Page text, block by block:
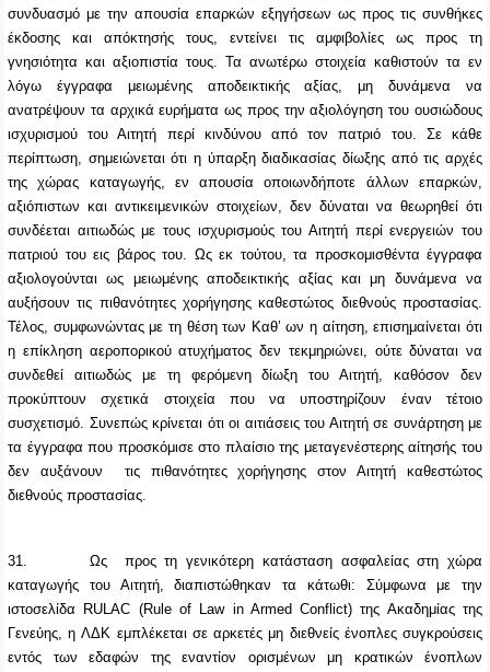
συνδυασμό με την απουσία επαρκών εξηγήσεων ως προς τις συνθήκες
έκδοσης και απόκτησής τους, εντείνει τις αμφιβολίες ως προς τη
γνησιότητα και αξιοπιστία τους. Τα ανωτέρω στοιχεία καθιστούν τα εν
λόγω έγγραφα μειωμένης αποδεικτικής αξίας, μη δυνάμενα να
ανατρέψουν τα αρχικά ευρήματα ως προς την αξιολόγηση του ουσιώδους
ισχυρισμού του Αιτητή περί κινδύνου από τον πατριό του. Σε κάθε
περίπτωση, σημειώνεται ότι η ύπαρξη διαδικασίας δίωξης από τις αρχές
της χώρας καταγωγής, εν απουσία οποιωνδήποτε άλλων επαρκών,
αξιόπιστων και αντικειμενικών στοιχείων, δεν δύναται να θεωρηθεί ότι
συνδέεται αιτιωδώς με τους ισχυρισμούς του Αιτητή περί ενεργειών του
πατριού του εις βάρος του. Ως εκ τούτου, τα προσκομισθέντα έγγραφα
αξιολογούνται ως μειωμένης αποδεικτικής αξίας και μη δυνάμενα να
αυξήσουν τις πιθανότητες χορήγησης καθεστώτος διεθνούς προστασίας.
Τέλος, συμφωνώντας με τη θέση των Καθ’ ων η αίτηση, επισημαίνεται ότι
η επίκληση αεροπορικού ατυχήματος δεν τεκμηριώνει, ούτε δύναται να
συνδεθεί αιτιωδώς με τη φερόμενη δίωξη του Αιτητή, καθόσον δεν
προκύπτουν σχετικά στοιχεία που να υποστηρίζουν έναν τέτοιο
συσχετισμό. Συνεπώς κρίνεται ότι οι αιτιάσεις του Αιτητή σε συνάρτηση με
τα έγγραφα που προσκόμισε στο πλαίσιο της μεταγενέστερης αίτησής του
δεν αυξάνουν τις πιθανότητες χορήγησης στον Αιτητή καθεστώτος
διεθνούς προστασίας.
31.
Ως προς τη γενικότερη κατάσταση ασφαλείας στη χώρα
καταγωγής του Αιτητή, διαπιστώθηκαν τα κάτωθι: Σύμφωνα με την
ιστοσελίδα RULAC (Rule of Law in Armed Conflict) της Ακαδημίας της
Γενεύης, η ΛΔΚ εμπλέκεται σε αρκετές μη διεθνείς ένοπλες συγκρούσεις
εντός των εδαφών της εναντίον ορισμένων μη κρατικών ένοπλων